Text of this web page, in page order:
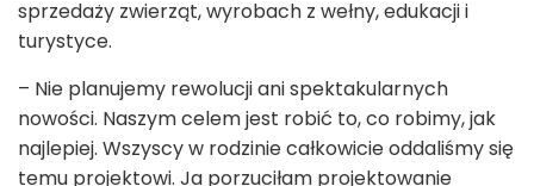
sprzedaży zwierząt, wyrobach z wełny, edukacji i
turystyce.
– Nie planujemy rewolucji ani spektakularnych
nowości. Naszym celem jest robić to, co robimy, jak
najlepiej. Wszyscy w rodzinie całkowicie oddaliśmy się
temu projektowi. Ja porzuciłam projektowanie